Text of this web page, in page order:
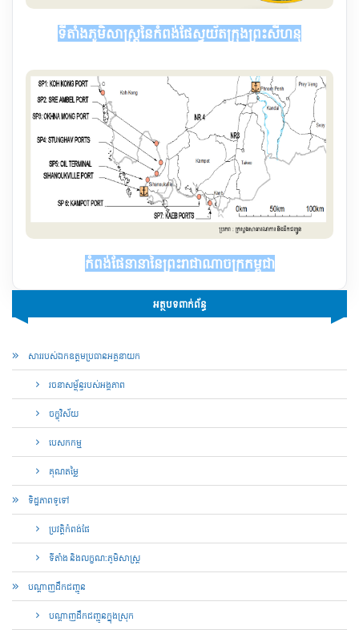
ទី​តាំង​ភូមិ​សាស្ត្រ​នៃ​កំពង់​ផែ​ស្វយ័ត​ក្រុងព្រះសីហនុ
​កំពង់​ផែ​នានា​នៃ​ព្រះរាជាណាចក្រកម្ពុជា
អត្ថបទពាក់ព័ន្ធ
សាររបស់ឯកឧត្តមប្រធានអគ្គនាយក
រចនាសម្ព័ន្ធរបស់អង្គភាព
ចក្ខុវិស័យ
បេសកកម្ម
គុណ​តម្លៃ
ទិដ្ឋភាពទូទៅ
ប្រវត្តិកំពង់ផែ
ទីតាំង និងលក្ខណ:ភូមិសាស្រ្ត
បណ្តាញ​ដឹកជញ្ជូន
បណ្តាញ​ដឹកជញ្ជូន​ក្នុងស្រុក​